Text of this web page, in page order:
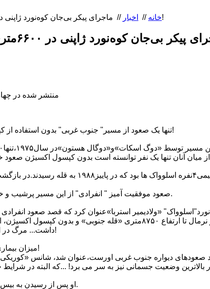
خانه // اخبار // ماجرای پیکر بی‌جان کوه‌نورد ژاپنی در ۶۶٠٠متری «اورست» چه بود؟!
منتشر شده در چهارشنبه, 06
*تنها یک صعود از مسیر" جنوب غربی" بدون استفاده از کپسول اکسیژن، انجام شده است!
صعود موفقیت آمیز " انفرادی" از این مسیر پرشیب و خطرناک، تاکنون انجام نشده است.
کوه نورد"اسلوواک" «ولادیمیر استربا»عنوان کرد که قصد صعود
صعودِ خود را از مسیر نرمال تا ارتفاع ٨٧۵٠متری «قله جنوبی» و بدون
داشت... مرگ در اثر بیماری ارتفاع در گردنه جنوبی!
*میزان بیماری «نوبوکازوکوریکی» چقدر بود؟!
صعودهای دیواره جنوب غربی اورست،عنوان شد، شانس «کوریکی»
او پس از رسیدن به بیس کمپ، دچار سرفه های شدید شد.